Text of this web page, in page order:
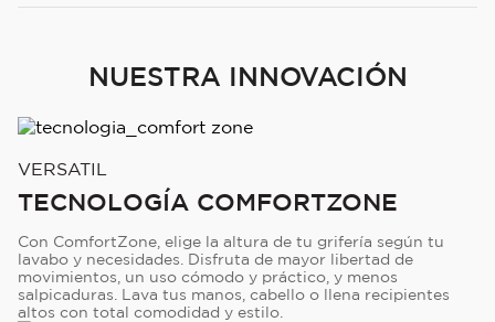
NUESTRA INNOVACIÓN
VERSATIL
TECNOLOGÍA COMFORTZONE
Con ComfortZone, elige la altura de tu grifería según tu
lavabo y necesidades. Disfruta de mayor libertad de
movimientos, un uso cómodo y práctico, y menos
salpicaduras. Lava tus manos, cabello o llena recipientes
altos con total comodidad y estilo.